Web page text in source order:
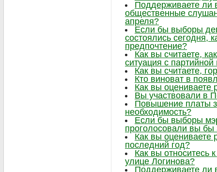
Поддерживаете ли
общественные
апреля?
Если бы выборы
состоялись сегодня,
предпочтение?
Как вы считаете,
ситуация с
Как вы считаете,
Кто виноват в
Как вы оцениваете
Вы участвовали в
Повышение платы
необходимость?
Если бы выборы
проголосовали вы
Как вы оцениваете
последний год?
Как вы относитесь
улице Логинова?
Поддерживаете ли